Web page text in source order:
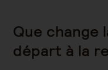
Que change
départ à la